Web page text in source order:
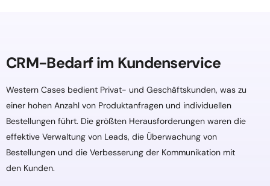
CRM-Bedarf im Kundenservice
Western Cases bedient Privat- und Geschäftskunden, was zu
einer hohen Anzahl von Produktanfragen und individuellen
Bestellungen führt. Die größten Herausforderungen waren die
effektive Verwaltung von Leads, die Überwachung von
Bestellungen und die Verbesserung der Kommunikation mit
den Kunden.